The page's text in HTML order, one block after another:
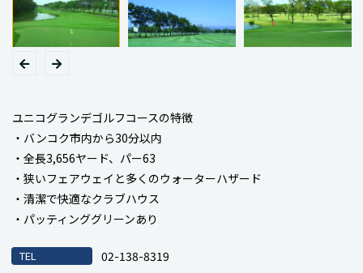
ユニコグランデゴルフコースの特徴
・バンコク市内から30分以内
・全長3,656ヤード、パー63
・狭いフェアウェイと多くのウォーターハザード
・清潔で快適なクラブハウス
・パッティンググリーンあり
TEL 02-138-8319